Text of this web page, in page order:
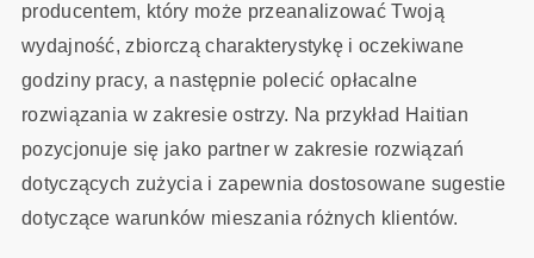
producentem, który może przeanalizować Twoją
wydajność, zbiorczą charakterystykę i oczekiwane
godziny pracy, a następnie polecić opłacalne
rozwiązania w zakresie ostrzy. Na przykład Haitian
pozycjonuje się jako partner w zakresie rozwiązań
dotyczących zużycia i zapewnia dostosowane sugestie
dotyczące warunków mieszania różnych klientów.